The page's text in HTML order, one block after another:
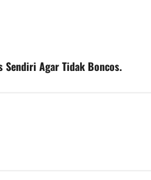
Sendiri Agar Tidak Boncos.